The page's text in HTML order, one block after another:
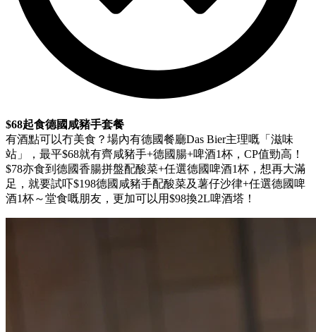
$68起食德國咸豬手套餐
有酒點可以冇美食？場內有德國餐廳Das Bier主理嘅「滋味
站」，最平$68就有齊咸豬手+德國腸+啤酒1杯，CP值勁高！
$78亦食到德國香腸拼盤配酸菜+任選德國啤酒1杯，想再大滿
足，就要試吓$198德國咸豬手配酸菜及薯仔沙律+任選德國啤
酒1杯～堂食嘅朋友，更加可以用$98換2L啤酒塔！